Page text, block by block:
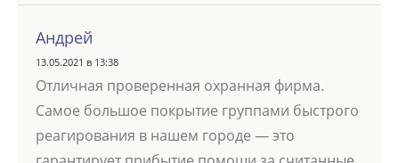
Андрей
13.05.2021 в 13:38
Отличная проверенная охранная фирма.
Самое большое покрытие группами быстрого
реагирования в нашем городе — это